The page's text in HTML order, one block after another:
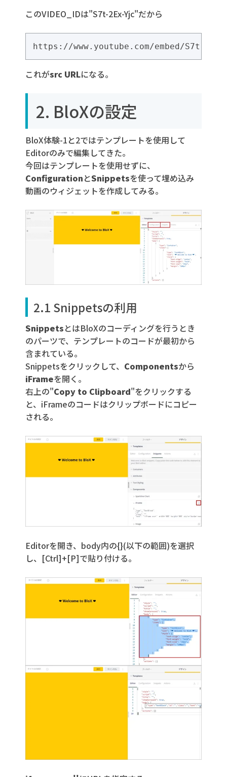
このVIDEO_IDは"S7t-2Ex-Yjc"だから
これがsrc URLになる。
2. BloXの設定
BloX体験-1と2ではテンプレートを使用して
Editorのみで編集してきた。
今回はテンプレートを使用せずに、
ConfigurationとSnippetsを使って埋め込み
動画のウィジェットを作成してみる。
2.1 Snippetsの利用
SnippetsとはBloXのコーディングを行うとき
のパーツで、テンプレートのコードが最初から
含まれている。
Snippetsをクリックして、 Componentsから
iFrameを開く。
右上の"Copy to Clipboard"をクリックする
と、iFrameのコードはクリップボードにコピー
される。
Editorを開き、body内の{}(以下の範囲)を選択
し、[Ctrl]+[P]で貼り付ける。